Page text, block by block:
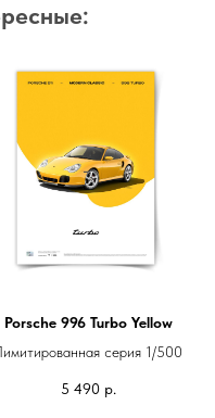
Porsche 996 Turbo Yellow
серия 1/500
5 490 р.